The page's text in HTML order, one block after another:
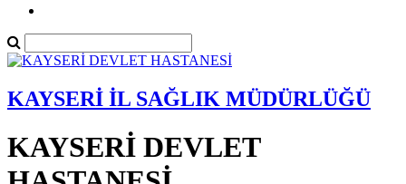
KAYSERİ İL SAĞLIK MÜDÜRLÜĞÜ
KAYSERİ DEVLET